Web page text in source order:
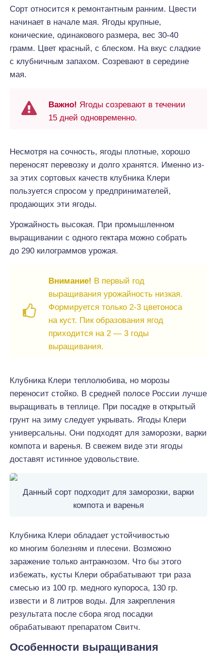
Сорт относится к ремонтантным ранним. Цвести
начинает в начале мая. Ягоды крупные,
конические, одинакового размера, вес 30-40
грамм. Цвет красный, с блеском. На вкус сладкие
с клубничным запахом. Созревают в середине
мая.
Важно! Ягоды созревают в течении
15 дней одновременно.
Несмотря на сочность, ягоды плотные, хорошо
переносят перевозку и долго хранятся. Именно из-
за этих сортовых качеств клубника Клери
пользуется спросом у предпринимателей,
продающих эти ягоды.
Урожайность высокая. При промышленном
выращивании с одного гектара можно собрать
до 290 килограммов урожая.
Внимание! В первый год
выращивания урожайность низкая.
Формируется только 2-3 цветоноса
на куст. Пик образования ягод
приходится на 2 — 3 годы
выращивания.
Клубника Клери теплолюбива, но морозы
переносит стойко. В средней полосе России лучше
выращивать в теплице. При посадке в открытый
грунт на зиму следует укрывать. Ягоды Клери
универсальны. Они подходят для заморозки, варки
компота и варенья. В свежем виде эти ягоды
доставят истинное удовольствие.
Данный сорт подходит для заморозки, варки
компота и варенья
Клубника Клери обладает устойчивостью
ко многим болезням и плесени. Возможно
заражение только антракнозом. Что бы этого
избежать, кусты Клери обрабатывают три раза
смесью из 100 гр. медного купороса, 130 гр.
извести и 8 литров воды. Для закрепления
результата после сбора ягод посадки
обрабатывают препаратом Свитч.
Особенности выращивания